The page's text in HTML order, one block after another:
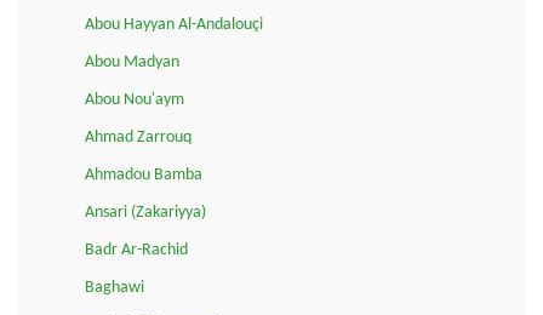
Abou Hayyan Al-Andalouçi
Abou Madyan
Abou Nou'aym
Ahmad Zarrouq
Ahmadou Bamba
Ansari (Zakariyya)
Badr Ar-Rachid
Baghawi